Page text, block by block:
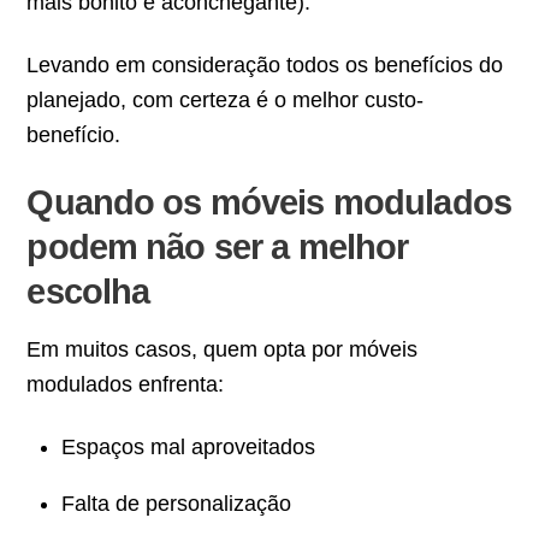
Levando em consideração todos os benefícios do
planejado, com certeza é o melhor custo-
benefício.
Quando os móveis modulados
podem não ser a melhor
escolha
Em muitos casos, quem opta por móveis
modulados enfrenta:
Espaços mal aproveitados
Falta de personalização